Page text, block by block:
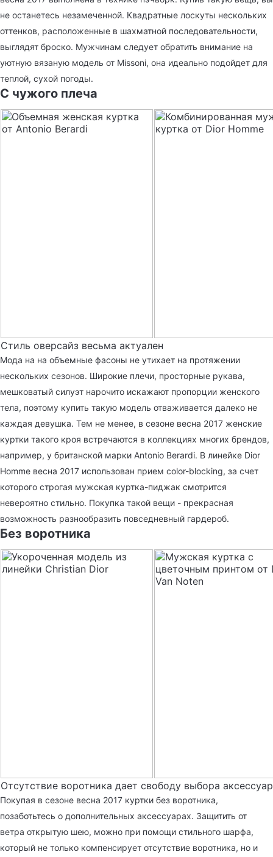
не останетесь незамеченной. Квадратные лоскуты нескольких
оттенков, расположенные в шахматной последовательности,
выглядят броско. Мужчинам следует обратить внимание на
уютную вязаную модель от Missoni, она идеально подойдет для
теплой, сухой погоды.
С чужого плеча
Стиль оверсайз весьма актуален
Мода на на объемные фасоны не утихает на протяжении
нескольких сезонов. Широкие плечи, просторные рукава,
мешковатый силуэт нарочито искажают пропорции женского
тела, поэтому купить такую модель отваживается далеко не
каждая девушка. Тем не менее, в сезоне весна 2017 женские
куртки такого кроя встречаются в коллекциях многих брендов,
например, у британской марки Antonio Berardi. В линейке Dior
Homme весна 2017 использован прием color-blocking, за счет
которого строгая мужская куртка-пиджак смотрится
невероятно стильно. Покупка такой вещи - прекрасная
возможность разнообразить повседневный гардероб.
Без воротника
Отсутствие воротника дает свободу выбора
Покупая в сезоне весна 2017 куртки без воротника,
позаботьтесь о дополнительных аксессуарах. Защитить от
ветра открытую шею, можно при помощи стильного шарфа,
который не только компенсирует отсутствие воротника, но и